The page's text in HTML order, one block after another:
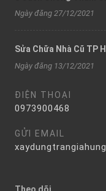
Ngày đăng 27/12/2021
Sửa Chữa Nhà Cũ TP
Ngày đăng 13/12/2021
ĐIỆN THOẠI
0973900468
GỬI EMAIL